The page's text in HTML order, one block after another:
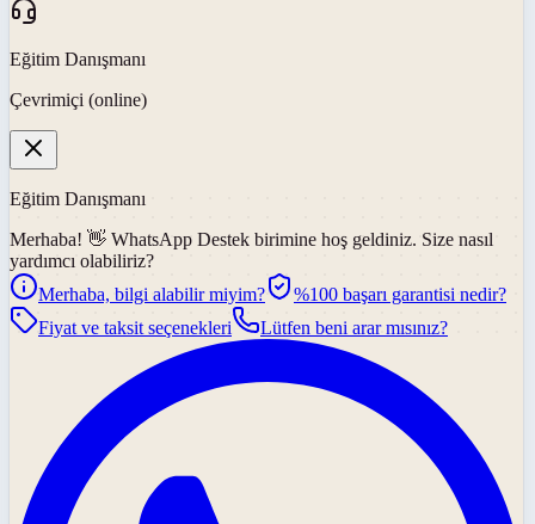
Eğitim Danışmanı
Çevrimiçi (online)
Eğitim Danışmanı
Merhaba! 👋 WhatsApp Destek birimine hoş geldiniz. Size nasıl
yardımcı olabiliriz?
Merhaba, bilgi alabilir miyim?
%100 başarı garantisi nedir?
Fiyat ve taksit seçenekleri
Lütfen beni arar mısınız?